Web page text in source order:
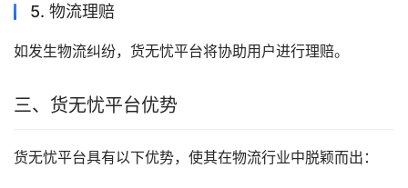
5. 物流理赔
如发生物流纠纷，货无忧平台将协助用户进行理赔。
三、货无忧平台优势
货无忧平台具有以下优势，使其在物流行业中脱颖而出：